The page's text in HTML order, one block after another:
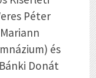
Péter
és
Donát